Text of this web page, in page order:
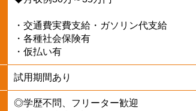
・交通費実費支給・ガソリン代支給
・各種社会保険有
・仮払い有
試用期間あり
◎学歴不問、フリーター歓迎